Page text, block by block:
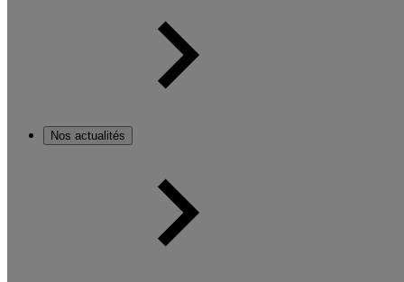
Nos actualités